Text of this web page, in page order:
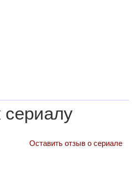
Оставить отзыв о сериале